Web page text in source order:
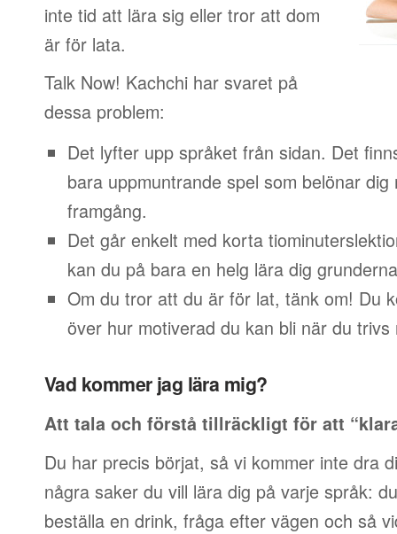
inte tid att lära sig eller tror att dom
är för lata.
Talk Now! Kachchi har svaret på
dessa problem:
Det lyfter upp språket från sidan. Det
bara uppmuntrande spel som belönar
framgång.
Det går enkelt med korta
kan du på bara en helg lära dig
Om du tror att du är för lat, tänk om! Du
över hur motiverad du kan bli när du trivs
Vad kommer jag lära mig?
Att tala och förstå tillräckligt för att
Du har precis börjat, så vi kommer inte dra
några saker du vill lära dig på varje språk: du
beställa en drink, fråga efter vägen och så